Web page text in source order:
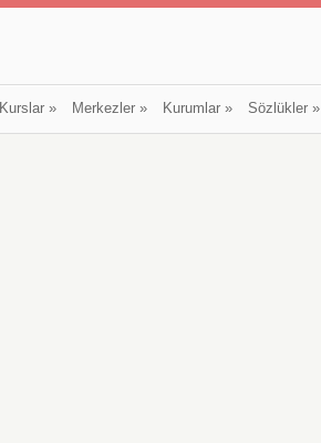
Kurslar» Merkezler» Kurumlar» Sözlükler»